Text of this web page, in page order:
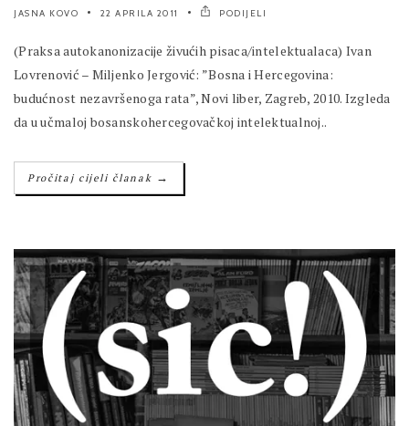
JASNA KOVO 22 APRILA 2011 PODIJELI
(Praksa autokanonizacije živućih pisaca/intelektualaca) Ivan
Lovrenović – Miljenko Jergović: ”Bosna i Hercegovina:
budućnost nezavršenoga rata”, Novi liber, Zagreb, 2010. Izgleda
da u učmaloj bosanskohercegovačkoj intelektualnoj..
Pročitaj cijeli članak →